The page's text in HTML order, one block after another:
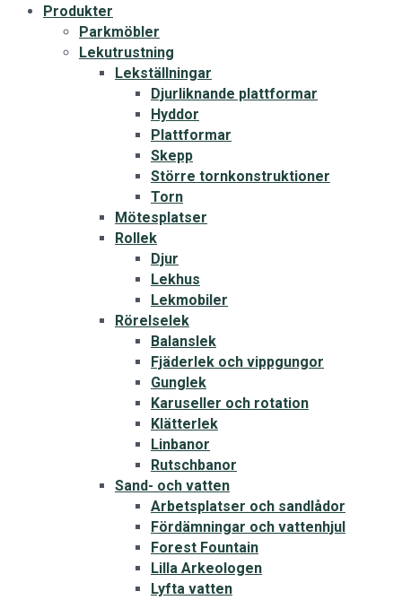
Produkter
Parkmöbler
Lekutrustning
Lekställningar
Djurliknande plattformar
Hyddor
Plattformar
Skepp
Större tornkonstruktioner
Torn
Mötesplatser
Rollek
Djur
Lekhus
Lekmobiler
Rörelselek
Balanslek
Fjäderlek och vippgungor
Gunglek
Karuseller och rotation
Klätterlek
Linbanor
Rutschbanor
Sand- och vatten
Arbetsplatser och sandlådor
Fördämningar och vattenhjul
Forest Fountain
Lilla Arkeologen
Lyfta vatten